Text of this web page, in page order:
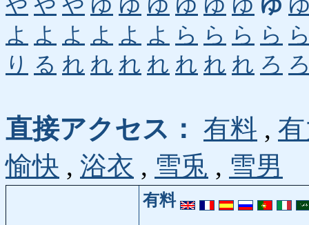
や や や ゆ ゆ ゆ ゆ ゆ ゆ ゆ
よ よ よ よ よ よ ら ら ら ら
り る れ れ れ れ れ れ れ ろ
直接アクセス： 有料 ,
愉快 , 浴衣 , 雪兎 , 雪男
有料